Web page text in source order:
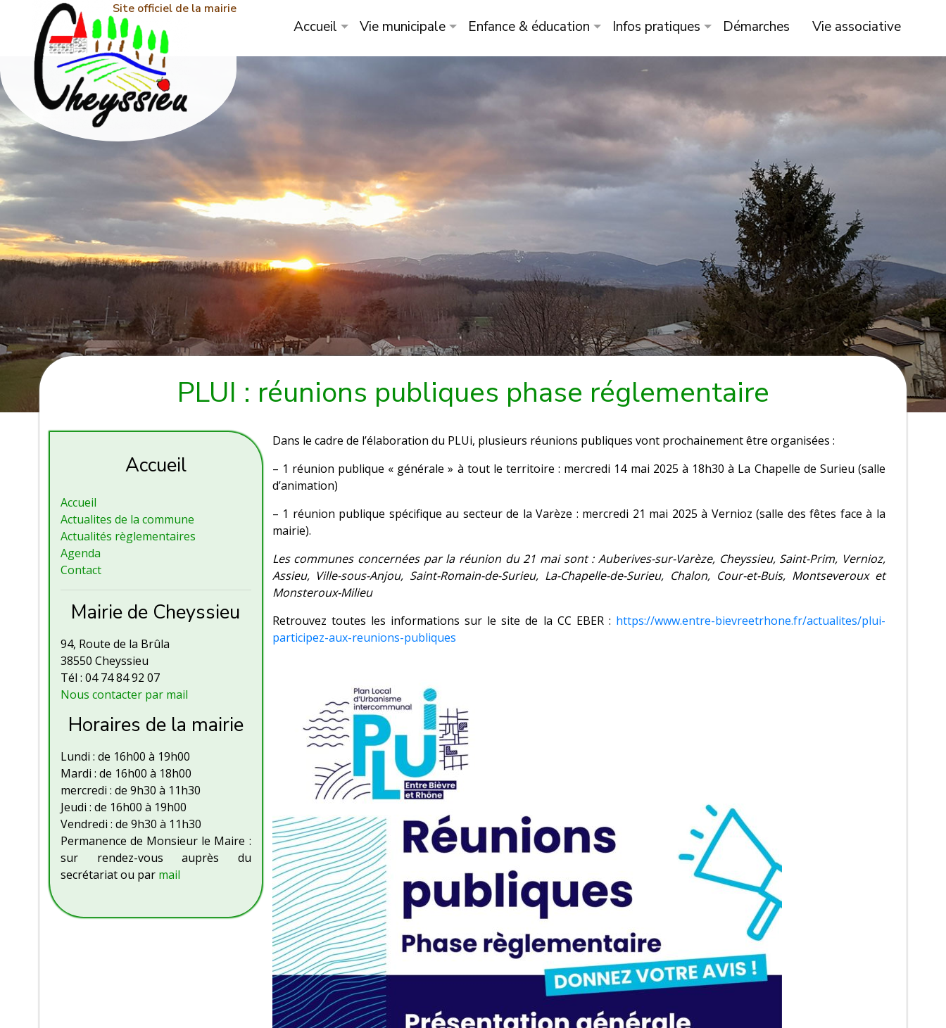
Site officiel de la mairie
Accueil Vie municipale Enfance & éducation Infos pratiques Démarches Vie associative
PLUI : réunions publiques phase réglementaire
Accueil
Accueil
Actualites de la commune
Actualités règlementaires
Agenda
Contact
Mairie de Cheyssieu
94, Route de la Brûla
38550 Cheyssieu
Tél : 04 74 84 92 07
Nous contacter par mail
Horaires de la mairie
Lundi : de 16h00 à 19h00
Mardi : de 16h00 à 18h00
mercredi : de 9h30 à 11h30
Jeudi : de 16h00 à 19h00
Vendredi : de 9h30 à 11h30
Permanence de Monsieur le Maire :
sur rendez-vous auprès du
secrétariat ou par mail
Dans le cadre de l’élaboration du PLUi, plusieurs réunions publiques vont prochainement être organisées :
– 1 réunion publique « générale » à tout le territoire : mercredi 14 mai 2025 à 18h30 à La Chapelle de Surieu (salle
d’animation)
– 1 réunion publique spécifique au secteur de la Varèze : mercredi 21 mai 2025 à Vernioz (salle des fêtes face à la
mairie).
Les communes concernées par la réunion du 21 mai sont : Auberives-sur-Varèze, Cheyssieu, Saint-Prim, Vernioz,
Assieu, Ville-sous-Anjou, Saint-Romain-de-Surieu, La-Chapelle-de-Surieu, Chalon, Cour-et-Buis, Montseveroux et
Monsteroux-Milieu
Retrouvez toutes les informations sur le site de la CC EBER : https://www.entre-bievreetrhone.fr/actualites/plui-
participez-aux-reunions-publiques